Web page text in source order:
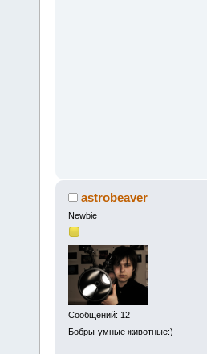
astrobeaver
Newbie
Сообщений: 12
Бобры-умные животные:)